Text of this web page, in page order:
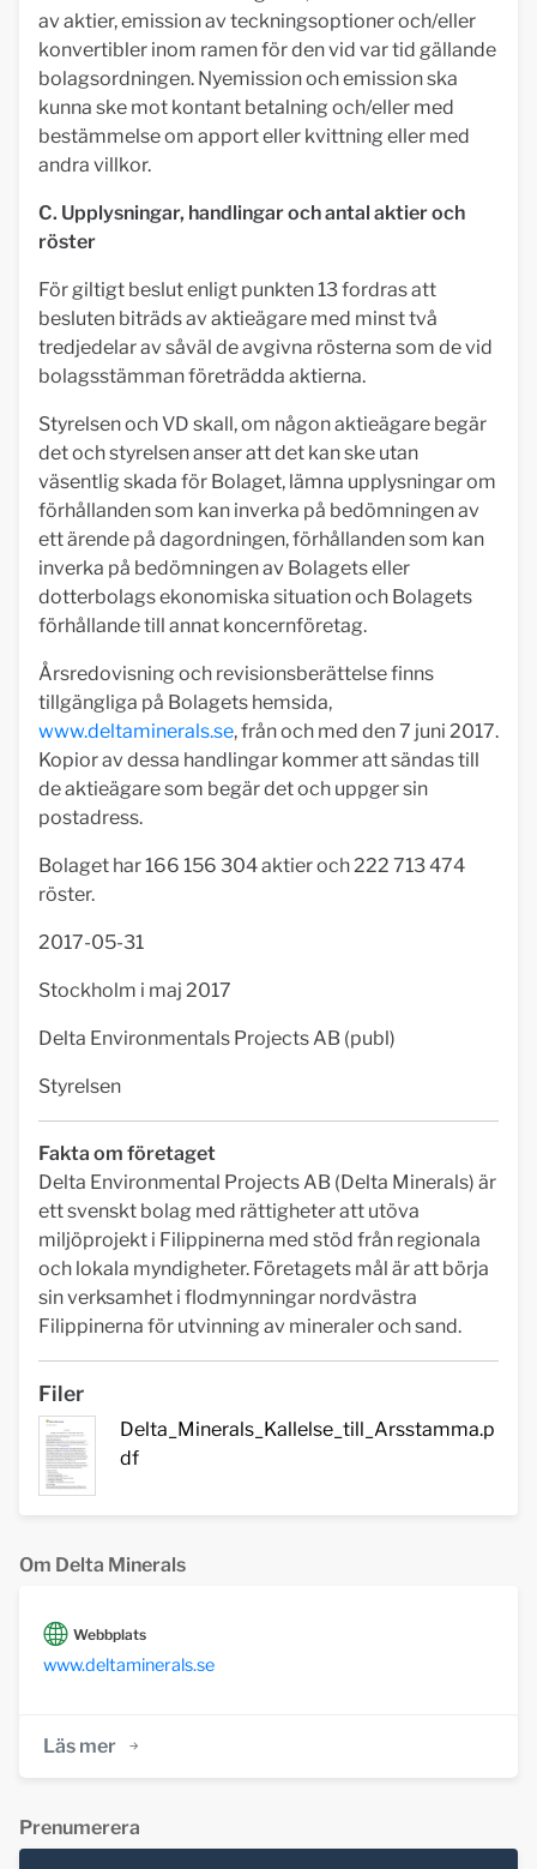
av aktier, emission av teckningsoptioner och/eller
konvertibler inom ramen för den vid var tid gällande
bolagsordningen. Nyemission och emission ska
kunna ske mot kontant betalning och/eller med
bestämmelse om apport eller kvittning eller med
andra villkor.
C. Upplysningar, handlingar och antal aktier och
röster
För giltigt beslut enligt punkten 13 fordras att
besluten biträds av aktieägare med minst två
tredjedelar av såväl de avgivna rösterna som de vid
bolagsstämman företrädda aktierna.
Styrelsen och VD skall, om någon aktieägare begär
det och styrelsen anser att det kan ske utan
väsentlig skada för Bolaget, lämna upplysningar om
förhållanden som kan inverka på bedömningen av
ett ärende på dagordningen, förhållanden som kan
inverka på bedömningen av Bolagets eller
dotterbolags ekonomiska situation och Bolagets
förhållande till annat koncernföretag.
Årsredovisning och revisionsberättelse finns
tillgängliga på Bolagets hemsida,
www.deltaminerals.se, från och med den 7 juni 2017.
Kopior av dessa handlingar kommer att sändas till
de aktieägare som begär det och uppger sin
postadress.
Bolaget har 166 156 304 aktier och 222 713 474
röster.
2017-05-31
Stockholm i maj 2017
Delta Environmentals Projects AB (publ)
Styrelsen
Fakta om företaget
Delta Environmental Projects AB (Delta Minerals) är
ett svenskt bolag med rättigheter att utöva
miljöprojekt i Filippinerna med stöd från regionala
och lokala myndigheter. Företagets mål är att börja
sin verksamhet i flodmynningar nordvästra
Filippinerna för utvinning av mineraler och sand.
Filer
Delta_Minerals_Kallelse_till_Arsstamma.p
df
Om Delta Minerals
Webbplats
www.deltaminerals.se
Läs mer
Prenumerera